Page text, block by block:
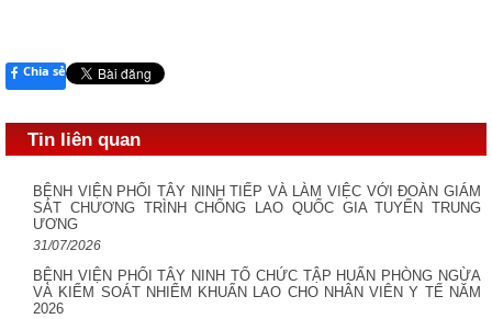
Chia sẻ
Tin liên quan
BỆNH VIỆN PHỔI TÂY NINH TIẾP VÀ LÀM VIỆC VỚI ĐOÀN GIÁM
SÁT CHƯƠNG TRÌNH CHỐNG LAO QUỐC GIA TUYẾN TRUNG
ƯƠNG
31/07/2026
BỆNH VIỆN PHỔI TÂY NINH TỔ CHỨC TẬP HUẤN PHÒNG NGỪA
VÀ KIỂM SOÁT NHIỂM KHUẨN LAO CHO NHÂN VIÊN Y TẾ NĂM
2026